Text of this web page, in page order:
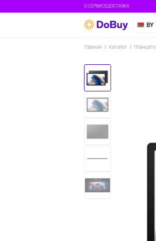
О СЕРВИСЕДОСТАВКА
BY
Главная Каталог